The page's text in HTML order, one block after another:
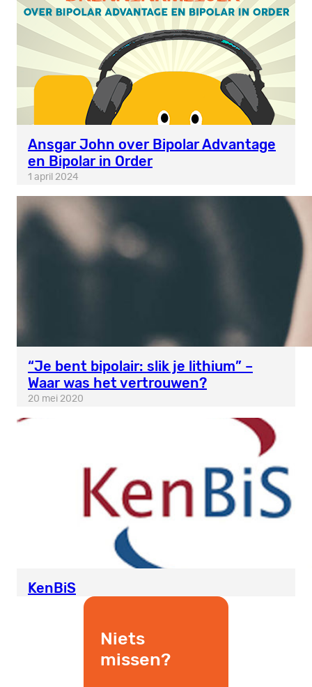
Ansgar John over Bipolar Advantage
en Bipolar in Order
1 april 2024
“Je bent bipolair: slik je lithium” –
Waar was het vertrouwen?
20 mei 2020
KenBiS
Niets
missen?